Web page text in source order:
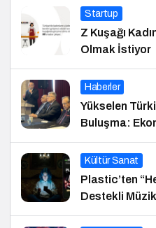
Startup
Z Kuşağı
Olmak İstiyor
Haberler
Yükselen
Buluşma:
ve Hukuk
Kültür Sanat
Plastic’ten
Destekli